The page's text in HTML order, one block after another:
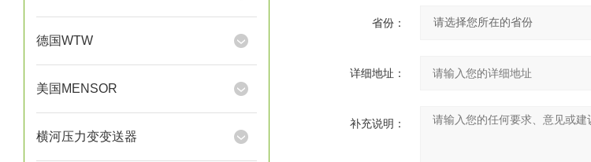
德国WTW
美国MENSOR
横河压力变变送器
省份：
详细地址：
补充说明：